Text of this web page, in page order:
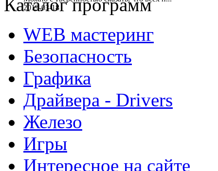
2019-03-18
Каталог программ
WEB мастеринг
Безопасность
Графика
Драйвера - Drivers
Железо
Игры
Интересное на сайте